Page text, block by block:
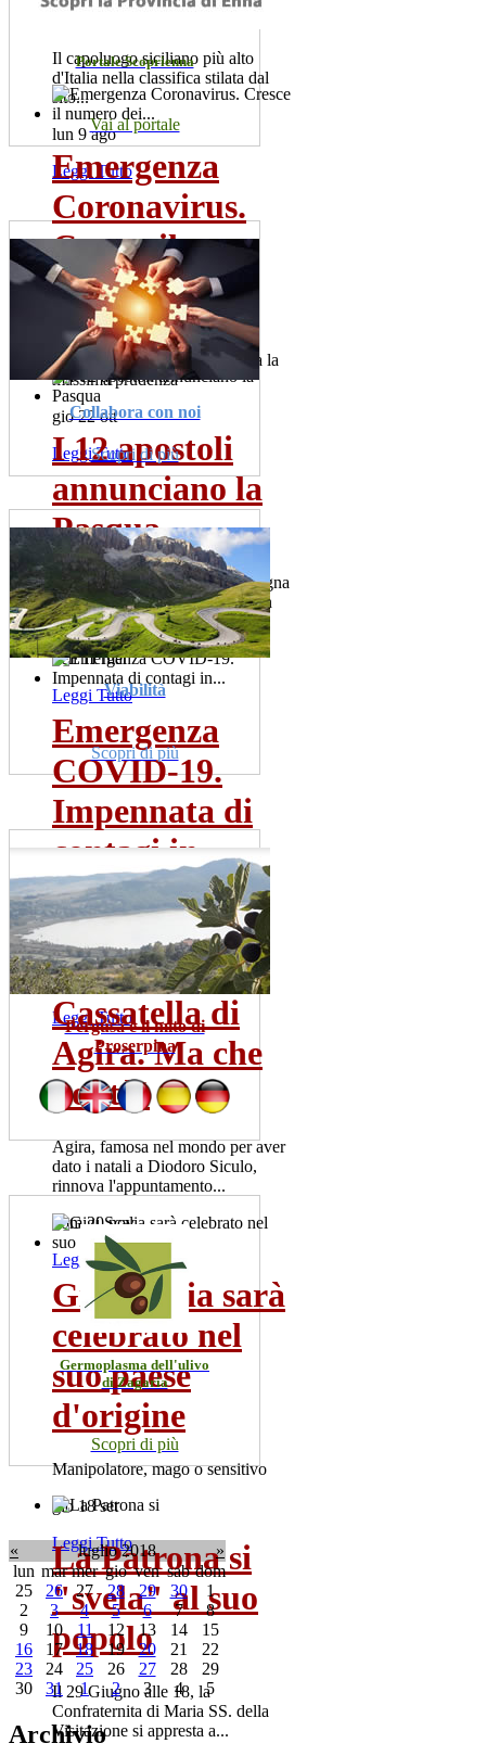
Il capoluogo siciliano più alto
d'Italia nella classifica stilata dal
sito...
lun 9 ago
Leggi Tutto
Emergenza
Coronavirus.
Cresce il
numero dei...
Sono 60 i positivi. Il sindaco,
Salvatore la Spina raccomanda la
massima prudenza
gio 22 ott
Leggi Tutto
I 12 apostoli
annunciano la
Pasqua
I giganti di cartapesta dalla Spagna
e dalle Fiandre presenti anche in
due comuni della...
ven 11 mar
Leggi Tutto
Emergenza
COVID-19.
Impennata di
contagi in...
Sono una trentina gia' i tamponi
risultati positivi. La meta' dei
pazienti ricoverata...
mer 22 lug
Leggi Tutto
Cassatella di
Agira. Ma che
bontà!
Agira, famosa nel mondo per aver
dato i natali a Diodoro Siculo,
rinnova l'appuntamento...
dom 20 nov
Leggi Tutto
Gigi Scalia sarà
celebrato nel
suo paese
d'origine
Manipolatore, mago o sensitivo
gio 18 set
Leggi Tutto
La Patrona si
"svela" al suo
popolo
Il 29 Giugno alle 18, la
Confraternita di Maria SS. della
Visitazione si appresta a...
Portale Scoprienna
Vai al portale
Collabora con noi
Scopri di più
Viabilità
Scopri di più
Pergusa e il mito di
Proserpina
Germoplasma dell'ulivo
di Zagaria
Scopri di più
« luglio 2018
»
lun mar mer gio ven sab dom
25
26 27 28 29 30
1
2
3 4 5 6 7
8
9
10 11 12 13 14
15
16
17 18 19 20 21
22
23
24 25 26 27 28
29
30
31 1 2 3 4 5
Archivio